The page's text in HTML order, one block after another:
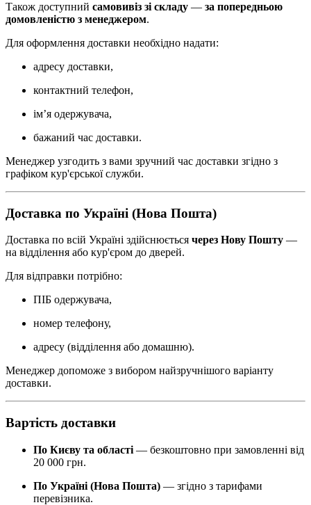
Також доступний самовивіз зі складу — за попередньою
домовленістю з менеджером.
Для оформлення доставки необхідно надати:
адресу доставки,
контактний телефон,
ім’я одержувача,
бажаний час доставки.
Менеджер узгодить з вами зручний час доставки згідно з
графіком кур'єрської служби.
Доставка по Україні (Нова Пошта)
Доставка по всій Україні здійснюється через Нову Пошту —
на відділення або кур'єром до дверей.
Для відправки потрібно:
ПІБ одержувача,
номер телефону,
адресу (відділення або домашню).
Менеджер допоможе з вибором найзручнішого варіанту
доставки.
Вартість доставки
По Києву та області — безкоштовно при замовленні від
20 000 грн.
По Україні (Нова Пошта) — згідно з тарифами
перевізника.